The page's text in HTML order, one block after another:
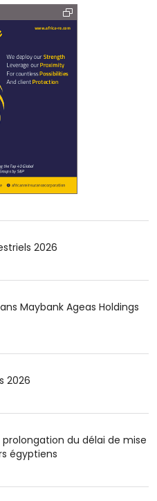
2026
Maybank Ageas Holdings
2026
prolongation du délai de mise
égyptiens